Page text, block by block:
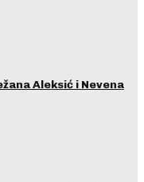
Aleksić i Nevena